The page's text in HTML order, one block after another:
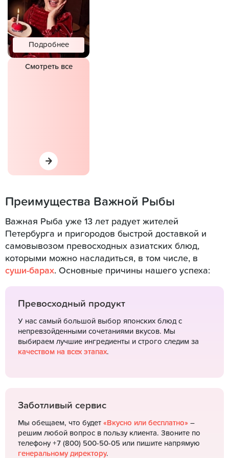
Подробнее
Смотреть все
Преимущества Важной Рыбы
Важная Рыба уже 13 лет радует жителей
Петербурга и пригородов быстрой доставкой и
самовывозом превосходных азиатских блюд,
которыми можно насладиться, в том числе, в
суши-барах. Основные причины нашего успеха:
Превосходный продукт
У нас самый большой выбор японских блюд с
непревзойденными сочетаниями вкусов. Мы
выбираем лучшие ингредиенты и строго следим за
качеством на всех этапах.
Заботливый сервис
Мы обещаем, что будет «Вкусно или бесплатно» –
решим любой вопрос в пользу клиента. Звоните по
телефону +7 (800) 500-50-05 или пишите напрямую
генеральному директору.